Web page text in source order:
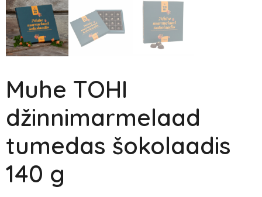
Muhe TOHI
džinnimarmelaad
tumedas šokolaadis
140 g